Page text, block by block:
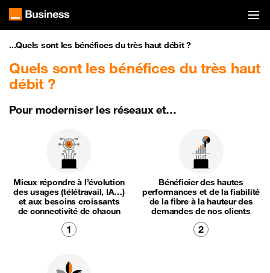
...Quels sont les bénéfices du très haut débit ?
Quels sont les bénéfices du très haut
débit ?
Pour moderniser les réseaux et…
Mieux répondre à l’évolution
des usages (télétravail, IA…)
et aux besoins croissants
de connectivité de chacun
1
Bénéficier des hautes
performances et de la fiabilité
de la fibre à la hauteur des
demandes de nos clients
2